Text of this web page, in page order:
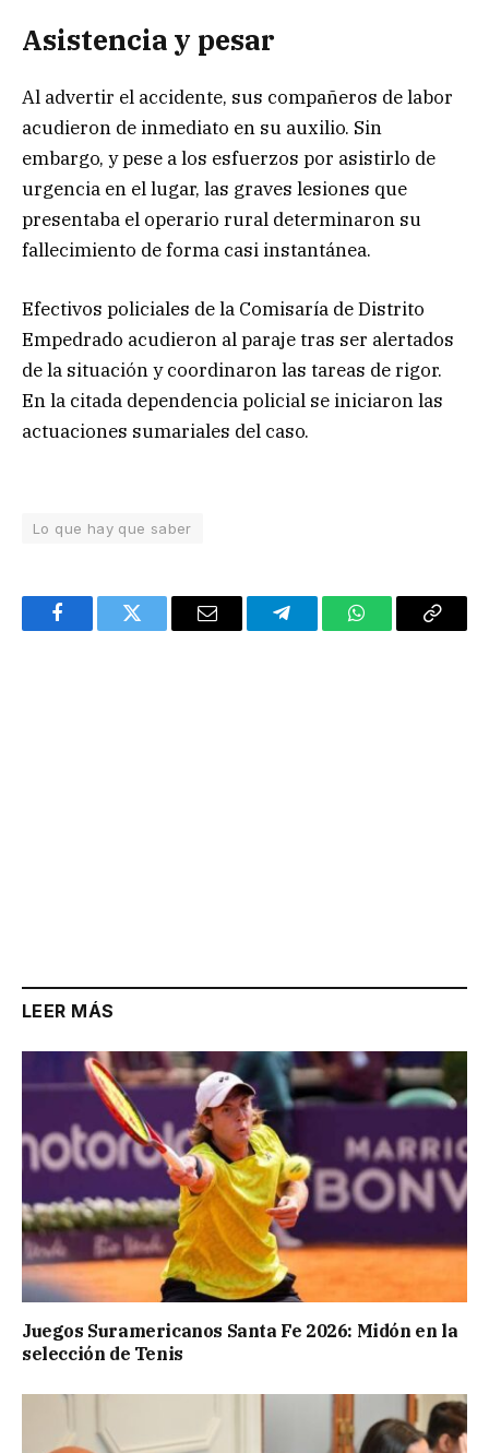
Asistencia y pesar
Al advertir el accidente, sus compañeros de labor
acudieron de inmediato en su auxilio. Sin
embargo, y pese a los esfuerzos por asistirlo de
urgencia en el lugar, las graves lesiones que
presentaba el operario rural determinaron su
fallecimiento de forma casi instantánea.
Efectivos policiales de la Comisaría de Distrito
Empedrado acudieron al paraje tras ser alertados
de la situación y coordinaron las tareas de rigor.
En la citada dependencia policial se iniciaron las
actuaciones sumariales del caso.
Lo que hay que saber
FacebookTwitter Email TelegramWhatsAppCopy
LEER MÁS
Juegos Suramericanos Santa Fe 2026: Midón en la
selección de Tenis